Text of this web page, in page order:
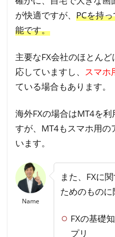
が快適ですが、 PCを持
能です。
主要なFX会社のほとん
応していますし、 スマホ
ている場合もあります。
海外FXの場合はMT4を
すが、MT4もスマホ用の
います。
Name
また、FXに
ためのものに
FXの基礎
プリ